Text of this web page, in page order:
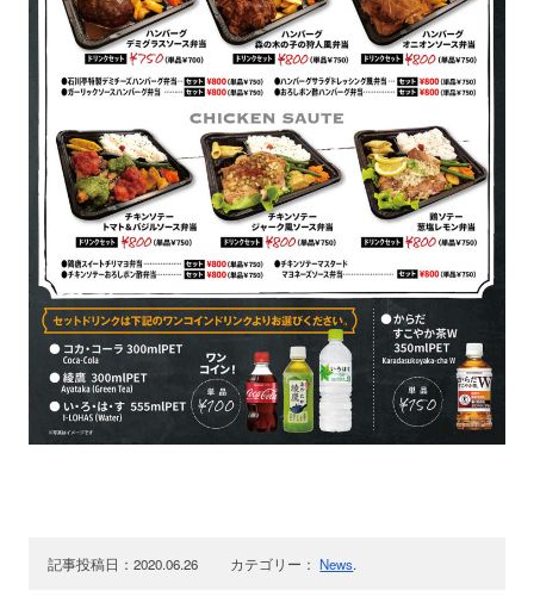
記事投稿日：2020.06.26 カテゴリー：News.